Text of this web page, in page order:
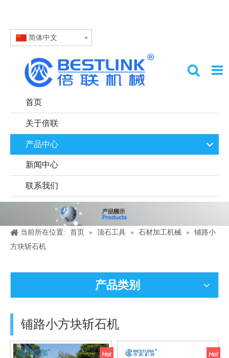
简体中文
首页
关于倍联
产品中心
新闻中心
联系我们
当前所在位置: 首页 » 顶石工具 » 石材加工机械 »
铺路小
方块斩石机
产品类别
铺路小方块斩石机